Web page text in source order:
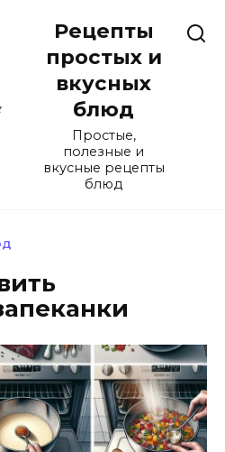
Рецепты
простых и
вкусных
блюд
Простые,
полезные и
вкусные рецепты
блюд